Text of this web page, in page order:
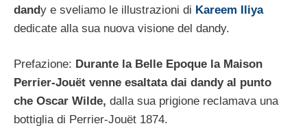
dandy e sveliamo le illustrazioni di Kareem Iliya
dedicate alla sua nuova visione del dandy.
Prefazione: Durante la Belle Epoque la Maison
Perrier-Jouët venne esaltata dai dandy al punto
che Oscar Wilde, dalla sua prigione reclamava una
bottiglia di Perrier-Jouët 1874.